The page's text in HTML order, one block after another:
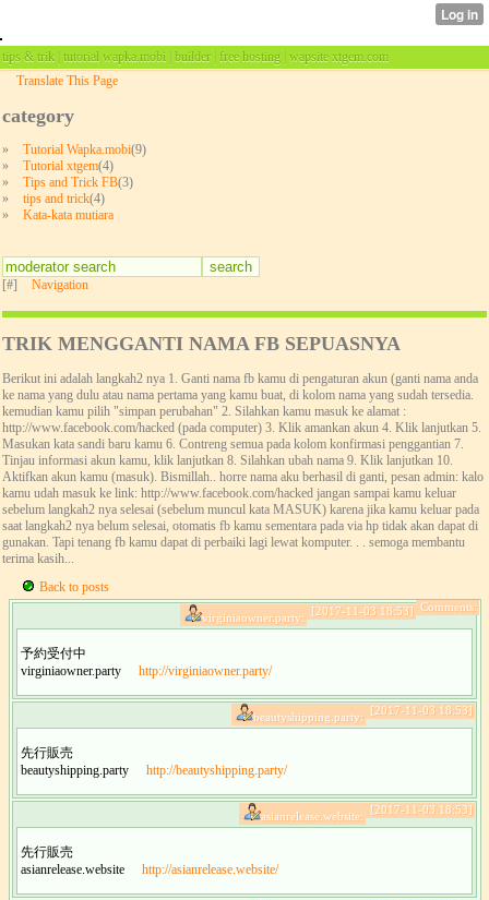
tips & trik | tutorial wapka.mobi | builder | free hosting | wapsite xtgem.com
Translate This Page
category
» Tutorial Wapka.mobi(9)
»
Tutorial xtgem(4)
»
Tips and Trick FB(3)
»
tips and trick(4)
»
Kata-kata mutiara
[#] Navigation
TRIK MENGGANTI NAMA FB SEPUASNYA
Berikut ini adalah langkah2 nya 1. Ganti nama fb kamu di pengaturan akun (ganti nama anda
ke nama yang dulu atau nama pertama yang kamu buat, di kolom nama yang sudah tersedia.
kemudian kamu pilih "simpan perubahan" 2. Silahkan kamu masuk ke alamat :
http://www.facebook.com/hacked (pada computer) 3. Klik amankan akun 4. Klik lanjutkan 5.
Masukan kata sandi baru kamu 6. Contreng semua pada kolom konfirmasi penggantian 7.
Tinjau informasi akun kamu, klik lanjutkan 8. Silahkan ubah nama 9. Klik lanjutkan 10.
Aktifkan akun kamu (masuk). Bismillah.. horre nama aku berhasil di ganti, pesan admin: kalo
kamu udah masuk ke link: http://www.facebook.com/hacked jangan sampai kamu keluar
sebelum langkah2 nya selesai (sebelum muncul kata MASUK) karena jika kamu keluar pada
saat langkah2 nya belum selesai, otomatis fb kamu sementara pada via hp tidak akan dapat di
gunakan. Tapi tenang fb kamu dapat di perbaiki lagi lewat komputer. . . semoga membantu
terima kasih...
Back to posts
Comments:
[2017-11-03 18:53]
virginiaowner.party:
予約受付中
virginiaowner.party
http://virginiaowner.party/
[2017-11-03 18:53]
beautyshipping.party:
先行販売
beautyshipping.party
http://beautyshipping.party/
[2017-11-03 18:53]
asianrelease.website:
先行販売
asianrelease.website
http://asianrelease.website/